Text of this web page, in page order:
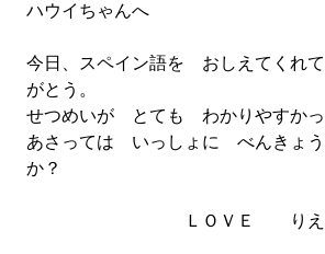
ハウイちゃんへ
今日、スペイン語を おしえてくれ
がとう。
せつめいが とても わかりやすかっ
あさっては いっしょに べんきょ
か？
ＬＯＶＥ りえ